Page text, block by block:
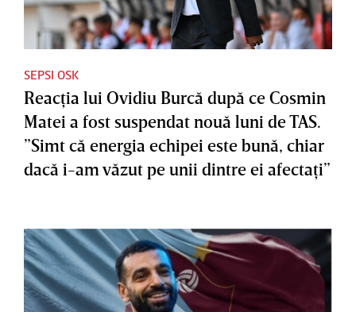
SEPSI OSK
Reacţia lui Ovidiu Burcă după ce Cosmin
Matei a fost suspendat nouă luni de TAS.
”Simt că energia echipei este bună, chiar
dacă i-am văzut pe unii dintre ei afectaţi”